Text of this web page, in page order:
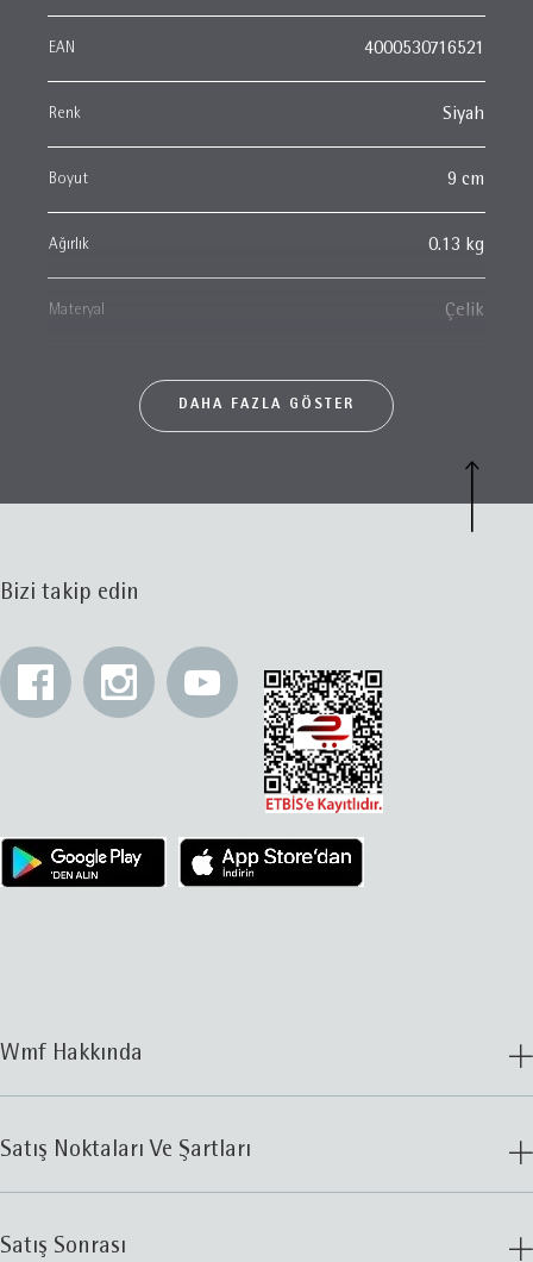
EAN 4000530716521
Renk Siyah
Boyut 9 cm
Ağırlık 0.13 kg
Materyal Çelik
DAHA FAZLA GÖSTER
Bizi takip edin
Wmf Hakkında
Satış Noktaları Ve Şartları
Satış Sonrası